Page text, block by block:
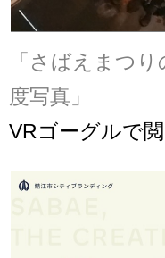
「さばえまつ
度写真」
VRゴーグルで